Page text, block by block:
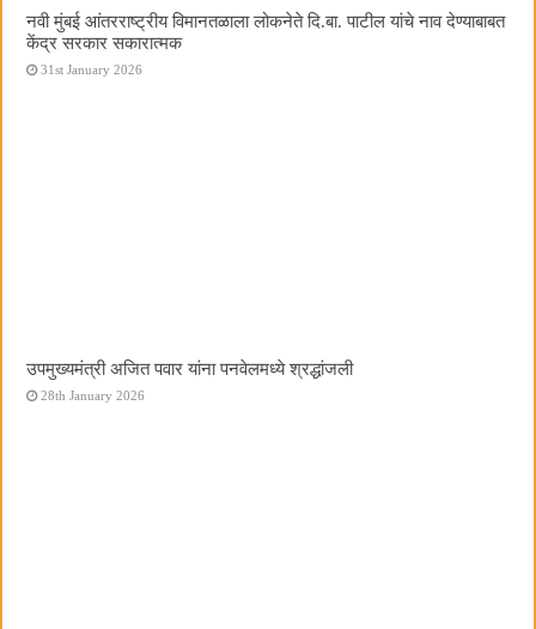
नवी मुंबई आंतरराष्ट्रीय विमानतळाला लोकनेते दि.बा. पाटील यांचे नाव देण्याबाबत
केंद्र सरकार सकारात्मक
31st January 2026
उपमुख्यमंत्री अजित पवार यांना पनवेलमध्ये श्रद्धांजली
28th January 2026